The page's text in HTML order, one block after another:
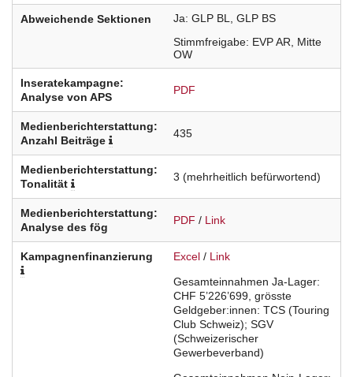
Abweichende Sektionen Ja GLP BL GLP BS
Stimmfreigabe EVPAR
Mitte
OW
Inseratekampagne:
Analyse von APS
PDF
Medienberichterstattung:
Anzahl Beiträge
435
Medienberichterstattung:
Tonalität
3 (mehrheitlich befürwortend)
Medienberichterstattung:
Analyse des fög
PDF / Link
Kampagnenfinanzierung Excel / Link
Gesamteinnahmen Ja-Lager:
CHF 5’226’699, grösste
Geldgeber:innen: TCS (Touring
Club Schweiz); SGV
(Schweizerischer
Gewerbeverband)